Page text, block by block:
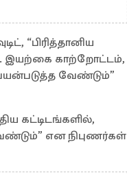
“பிரித்தானிய
இயற்கை காற்றோட்டம்,
வேண்டும்”
கட்டிடங்களில்,
என நிபுணர்கள்